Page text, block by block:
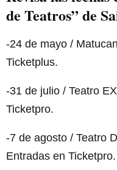
de Teatros” de
-24 de mayo /
Ticketplus.
-31 de julio / Teatro
Ticketpro.
-7 de agosto / Teatro
Entradas en Ticketpro.